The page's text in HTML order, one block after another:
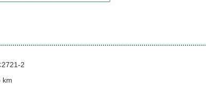
2721-2
km